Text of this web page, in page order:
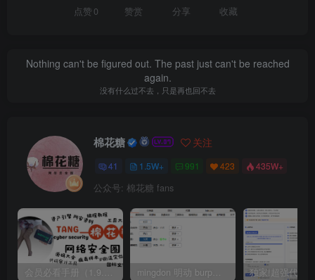
点赞 0 赞赏 分享 收藏
Nothing can't be figured out. The past just can't be reached
again.
没有什么过不去，只是再也回不去
棉花糖 关注
41 1.5W+ 991 423 435W+
公众号: 棉花糖 fans
会员必看手册（1.9.0版本 26.4.5更新） mingdon 明动 burp插件0.2.6版本 本地时间校验去除版